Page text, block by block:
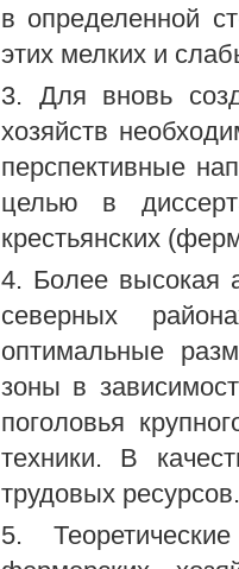
в определенной
этих мелких и
3. Для вновь
хозяйств
перспективные
целью в
крестьянских
4. Более высокая
северных
оптимальные
зоны в
поголовья
техники. В
трудовых ресурсов.
5.